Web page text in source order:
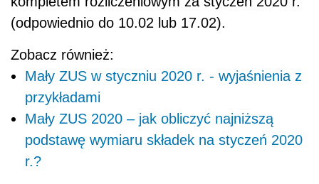
(odpowiednio do 10.02 lub 17.02).
Zobacz również:
Mały ZUS w styczniu 2020 r. - wyjaśnienia z
przykładami
Mały ZUS 2020 – jak obliczyć najniższą
podstawę wymiaru składek na styczeń 2020
r.?